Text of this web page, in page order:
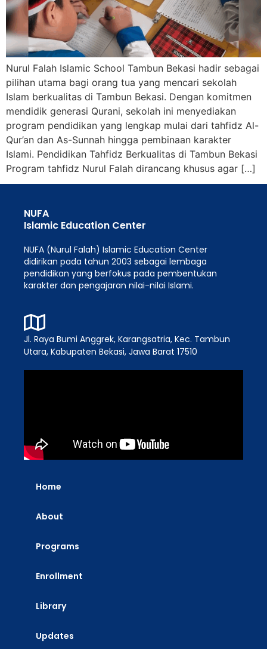
Nurul Falah Islamic School Tambun Bekasi hadir sebagai
pilihan utama bagi orang tua yang mencari sekolah
Islam berkualitas di Tambun Bekasi. Dengan komitmen
mendidik generasi Qurani, sekolah ini menyediakan
program pendidikan yang lengkap mulai dari tahfidz Al-
Qur’an dan As-Sunnah hingga pembinaan karakter
Islami. Pendidikan Tahfidz Berkualitas di Tambun Bekasi
Program tahfidz Nurul Falah dirancang khusus agar […]
NUFA
Islamic Education Center
NUFA (Nurul Falah) Islamic Education Center
didirikan pada tahun 2003 sebagai lembaga
pendidikan yang berfokus pada pembentukan
karakter dan pengajaran nilai-nilai Islami.
Jl. Raya Bumi Anggrek, Karangsatria, Kec. Tambun
Utara, Kabupaten Bekasi, Jawa Barat 17510
Home
About
Programs
Enrollment
Library
Updates